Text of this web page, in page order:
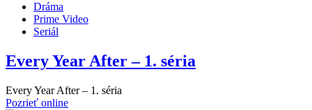
Dráma
Prime Video
Seriál
Every Year After – 1. séria
Every Year After – 1. séria
Pozrieť online